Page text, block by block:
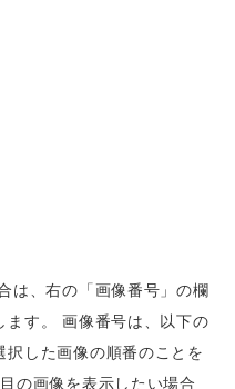
は、右の「画像番号」の欄
ます。 画像番号は、以下の
択した画像の順番のことを
の画像を表示したい場合